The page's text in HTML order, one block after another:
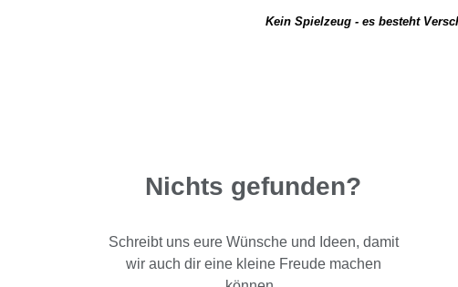
Kein Spielzeug - es besteht
Nichts gefunden?
Schreibt uns eure Wünsche und Ideen, damit
wir auch dir eine kleine Freude machen